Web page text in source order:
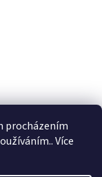
procházením
Více